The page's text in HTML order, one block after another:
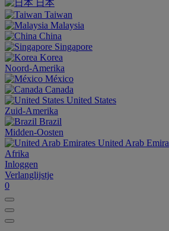
日本
Taiwan
Malaysia
China
Singapore
Korea
Noord-Amerika
México
Canada
United States
Zuid-Amerika
Brazil
Midden-Oosten
United Arab
Afrika
Inloggen
Verlanglijstje
0